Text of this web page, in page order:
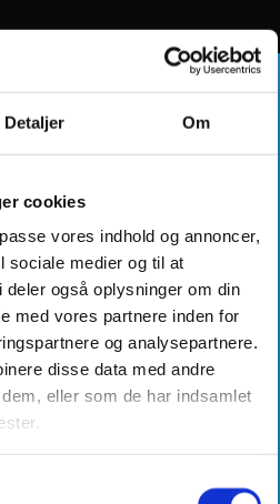
Detaljer Om
cookies
vores indhold og annoncer,
sociale medier og til at
også oplysninger om din
med vores partnere inden for
og analysepartnere.
disse data med andre
eller som de har indsamlet